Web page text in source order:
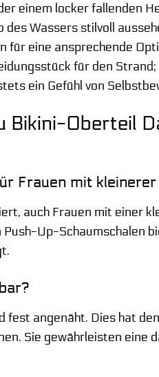
einem locker fallenden
Wassers stilvoll
eine ansprechende
für den
ein Gefühl von
Bikini-Oberteil
Frauen mit
auch Frauen mit einer
Up-Schaumschalen
angenäht. Dies hat
Sie gewährleisten eine